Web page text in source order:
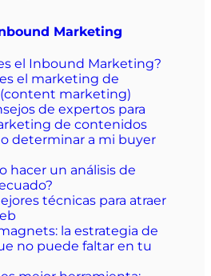
Marketing
es el Inbound Marketing?
es el marketing de
marketing)
de expertos para
de contenidos
determinar a mi buyer
hacer un análisis de
técnicas para atraer
la estrategia de
no puede faltar en tu